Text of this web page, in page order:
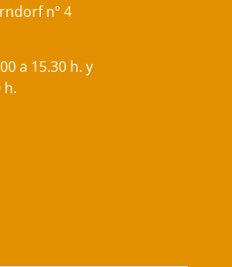
nº 4
a 15.30 h. y
h.